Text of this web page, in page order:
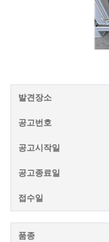
발견장소
공고번호
공고시작일
공고종료일
접수일
품종